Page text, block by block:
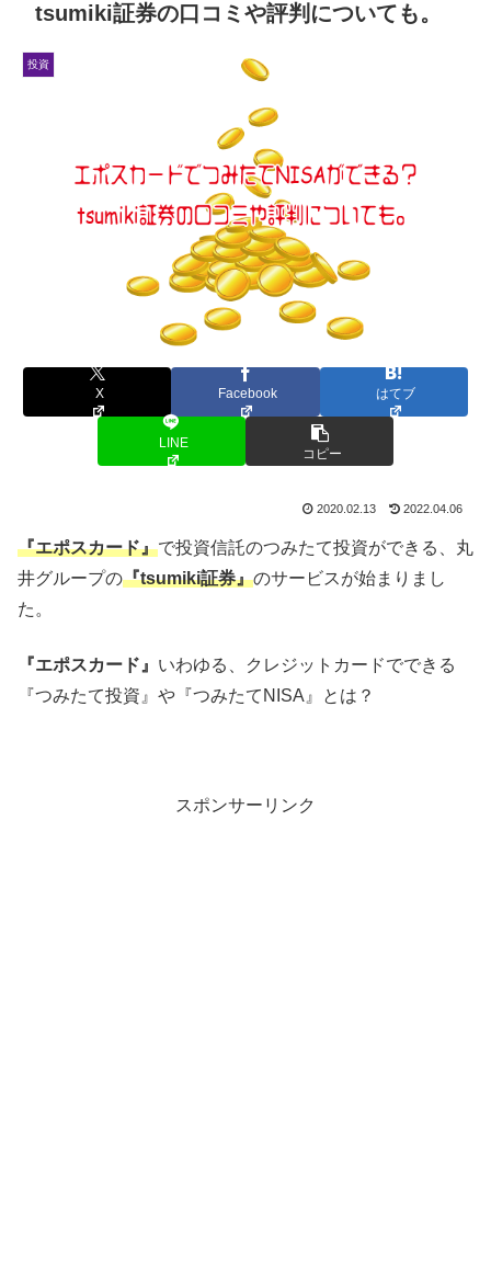
tsumiki証券の口コミや評判についても。
投資
X Facebook はてブ
LINE
コピー
2020.02.13 2022.04.06
『エポスカード』で投資信託のつみたて投資ができる、丸
井グループの『tsumiki証券』のサービスが始まりまし
た。
『エポスカード』 いわゆる、クレジットカードでできる
『つみたて投資』や『つみたてNISA』とは？
スポンサーリンク